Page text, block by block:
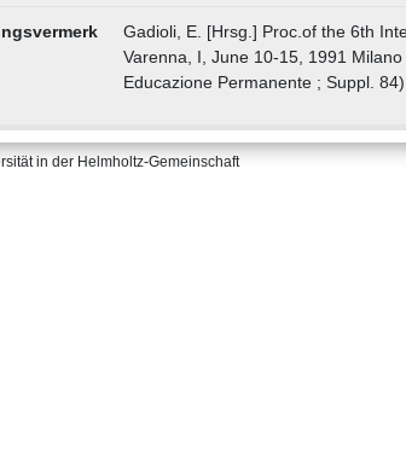
Gadioli, E. [Hrsg.] Proc.of the 6th
Varenna, I, June 10-15, 1991
Educazione Permanente ; Suppl. 84)
in der Helmholtz-Gemeinschaft